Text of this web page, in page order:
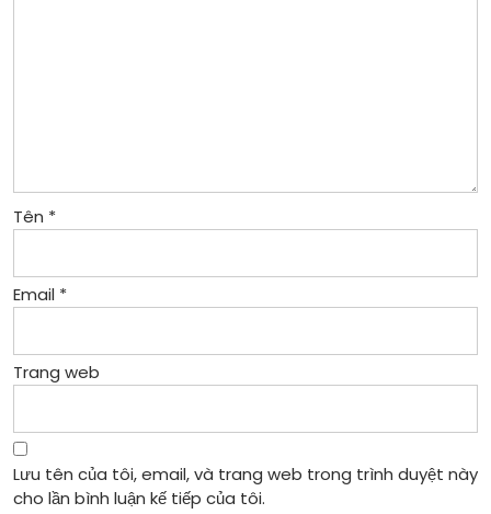
Tên *
Email *
Trang web
Lưu tên của tôi, email, và trang web trong trình duyệt này
cho lần bình luận kế tiếp của tôi.